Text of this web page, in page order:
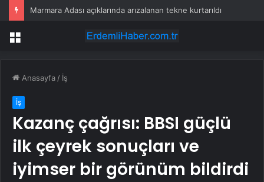
Marmara Adası açıklarında arızalanan tekne kurtarıldı
Menü
Anasayfa / İş
İş
Kazanç çağrısı: BBSI güçlü
ilk çeyrek sonuçları ve
iyimser bir görünüm bildirdi